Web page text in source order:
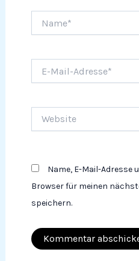
Mail-
Name, E-Mail-Adresse
Browser für meinen
speichern.